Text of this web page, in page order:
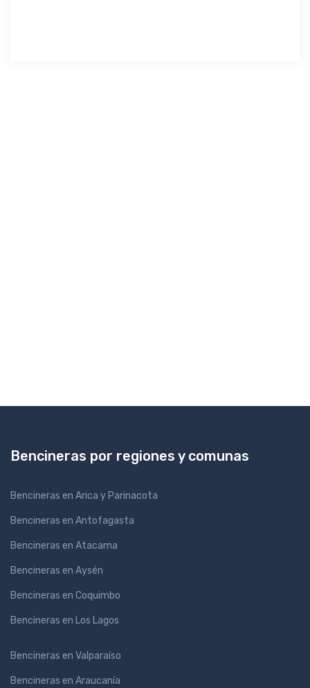
Bencineras por regiones y comunas
Bencineras en Arica y Parinacota
Bencineras en Antofagasta
Bencineras en Atacama
Bencineras en Aysén
Bencineras en Coquimbo
Bencineras en Los Lagos
Bencineras en Valparaíso
Bencineras en Araucanía